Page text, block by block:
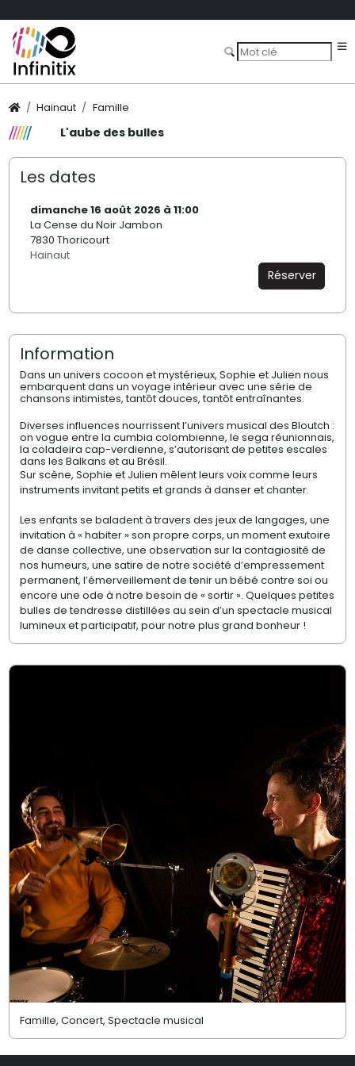
Hainaut Famille
L'aube des bulles
Les dates
dimanche 16 août 2026 à 11:00
La Cense du Noir Jambon
7830 Thoricourt
Hainaut
Réserver
Information
Dans un univers cocoon et mystérieux, Sophie et Julien nous
embarquent dans un voyage intérieur avec une série de
chansons intimistes, tantôt douces, tantôt entraînantes.
Diverses influences nourrissent l’univers musical des Bloutch :
on vogue entre la cumbia colombienne, le sega réunionnais,
la coladeira cap-verdienne, s’autorisant de petites escales
dans les Balkans et au Brésil.
Sur scène, Sophie et Julien mêlent leurs voix comme leurs
instruments invitant petits et grands à danser et chanter.
Les enfants se baladent à travers des jeux de langages, une
invitation à « habiter » son propre corps, un moment exutoire
de danse collective, une observation sur la contagiosité de
nos humeurs, une satire de notre société d’empressement
permanent, l’émerveillement de tenir un bébé contre soi ou
encore une ode à notre besoin de « sortir ». Quelques petites
bulles de tendresse distillées au sein d’un spectacle musical
lumineux et participatif, pour notre plus grand bonheur !
Famille, Concert, Spectacle musical